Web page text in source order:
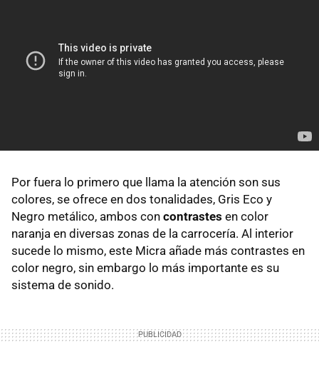
Por fuera lo primero que llama la atención son sus
colores, se ofrece en dos tonalidades, Gris Eco y
Negro metálico, ambos con contrastes en color
naranja en diversas zonas de la carrocería. Al interior
sucede lo mismo, este Micra añade más contrastes en
color negro, sin embargo lo más importante es su
sistema de sonido.